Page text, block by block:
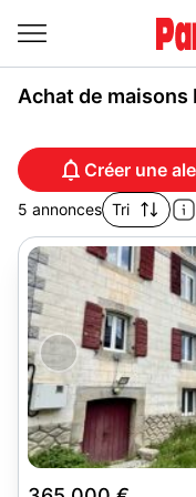
Achat de maisons
Créer une
5 annonces Tri